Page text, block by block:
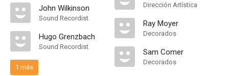
John Wilkinson
Sound Recordist
Hugo Grenzbach
Sound Recordist
1 más
Dirección Artística
Ray Moyer
Decorados
Sam Comer
Decorados